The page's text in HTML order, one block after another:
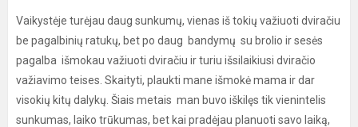
Vaikystėje turėjau daug sunkumų, vienas iš tokių važiuoti dviračiu
be pagalbinių ratukų, bet po daug bandymų su brolio ir sesės
pagalba išmokau važiuoti dviračiu ir turiu išsilaikiusi dviračio
važiavimo teises. Skaityti, plaukti mane išmokė mama ir dar
visokių kitų dalykų. Šiais metais man buvo iškilęs tik vienintelis
sunkumas, laiko trūkumas, bet kai pradėjau planuoti savo laiką,